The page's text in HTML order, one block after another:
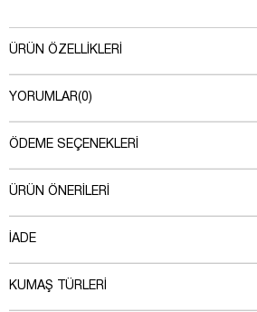
ÜRÜN ÖZELLIKLERI
YORUMLAR(0)
ÖDEME SEÇENEKLERI
ÜRÜN ÖNERILERI
İADE
KUMAŞ TÜRLERI